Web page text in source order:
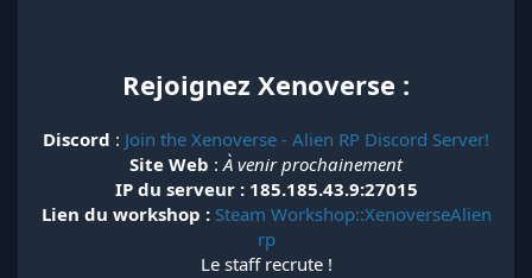
Rejoignez Xenoverse :
Discord : Join the Xenoverse - Alien RP Discord Server!
Site Web :À venir prochainement
IP du serveur : 185.185.43.9:27015
Lien du workshop : Steam Workshop::XenoverseAlien
rp
Le staff recrute !